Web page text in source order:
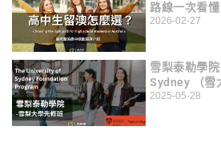
路線一次看懂
2026-02-27
雪梨泰勒學
Sydney （雪
2025-05-28